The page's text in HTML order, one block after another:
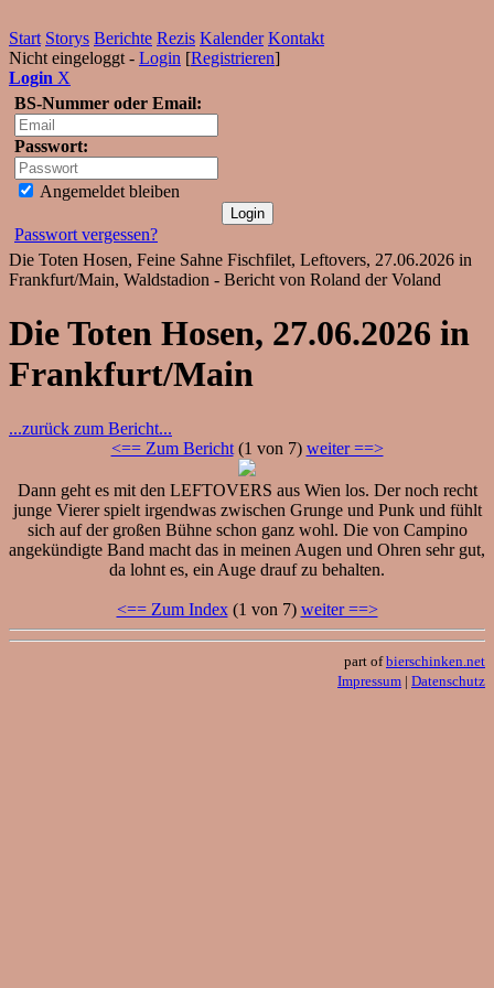
Start Storys Berichte Rezis Kalender Kontakt
Nicht eingeloggt - Login [Registrieren]
Login X
BS-Nummer oder Email:
Passwort:
Angemeldet bleiben
Passwort vergessen?
Die Toten Hosen, Feine Sahne Fischfilet, Leftovers, 27.06.2026 in
Frankfurt/Main, Waldstadion - Bericht von Roland der Voland
Die Toten Hosen, 27.06.2026 in
Frankfurt/Main
...zurück zum Bericht...
<== Zum Bericht(1 von 7) weiter ==>
Dann geht es mit den LEFTOVERS aus Wien los. Der noch recht
junge Vierer spielt irgendwas zwischen Grunge und Punk und fühlt
sich auf der großen Bühne schon ganz wohl. Die von Campino
angekündigte Band macht das in meinen Augen und Ohren sehr gut,
da lohnt es, ein Auge drauf zu behalten.
<== Zum Index(1 von 7) weiter ==>
part ofbierschinken.net
Impressum | Datenschutz